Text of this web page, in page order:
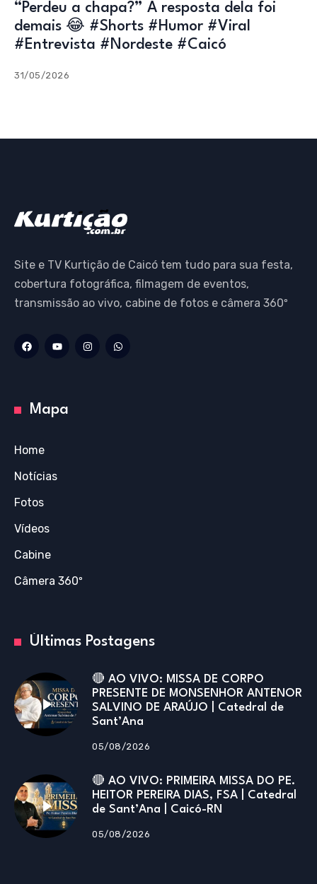
“Perdeu a chapa?” A resposta dela foi
demais 😂 #Shorts #Humor #Viral
#Entrevista #Nordeste #Caicó
31/05/2026
Site e TV Kurtição de Caicó tem tudo para sua festa,
cobertura fotográfica, filmagem de eventos,
transmissão ao vivo, cabine de fotos e câmera 360º
Mapa
Home
Notícias
Fotos
Vídeos
Cabine
Câmera 360º
Últimas Postagens
🔴 AO VIVO: MISSA DE CORPO
PRESENTE DE MONSENHOR ANTENOR
SALVINO DE ARAÚJO | Catedral de
Sant’Ana
05/08/2026
🔴 AO VIVO: PRIMEIRA MISSA DO PE.
HEITOR PEREIRA DIAS, FSA | Catedral
de Sant’Ana | Caicó-RN
05/08/2026